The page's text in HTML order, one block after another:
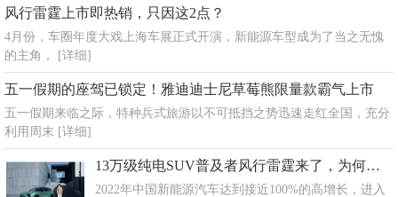
风行雷霆上市即热销，只因这2点？
4月份，车圈年度大戏上海车展正式开演，新能源车型成为了当之无愧
的主角，
[详细]
五一假期的座驾已锁定！雅迪迪士尼草莓熊限量款霸气上市
五一假期来临之际，特种兵式旅游以不可抵挡之势迅速走红全国，充分
利用周末 [详细]
13万级纯电SUV普及者风行雷霆来了，为何他们都点赞？
2022年中国新能源汽车达到接近100%的高增长，进入